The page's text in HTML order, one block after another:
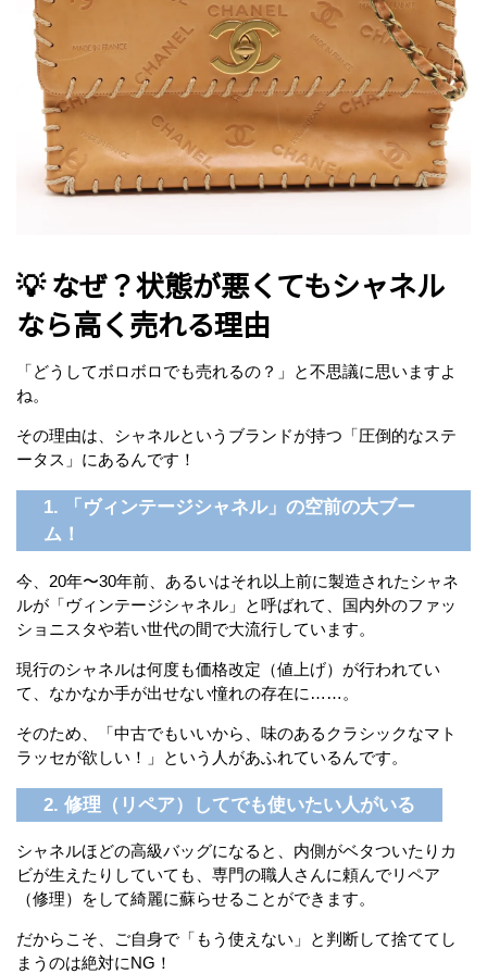
💡 なぜ？状態が悪くてもシャネル
なら高く売れる理由
「どうしてボロボロでも売れるの？」と不思議に思いますよ
ね。
その理由は、シャネルというブランドが持つ「圧倒的なステ
ータス」にあるんです！
1. 「ヴィンテージシャネル」の空前の大ブー
ム！
今、20年〜30年前、あるいはそれ以上前に製造されたシャネ
ルが「ヴィンテージシャネル」と呼ばれて、国内外のファッ
ショニスタや若い世代の間で大流行しています。
現行のシャネルは何度も価格改定（値上げ）が行われてい
て、なかなか手が出せない憧れの存在に……。
そのため、「中古でもいいから、味のあるクラシックなマト
ラッセが欲しい！」という人があふれているんです。
2. 修理（リペア）してでも使いたい人がいる
シャネルほどの高級バッグになると、内側がベタついたりカ
ビが生えたりしていても、専門の職人さんに頼んでリペア
（修理）をして綺麗に蘇らせることができます。
だからこそ、ご自身で「もう使えない」と判断して捨ててし
まうのは絶対にNG！